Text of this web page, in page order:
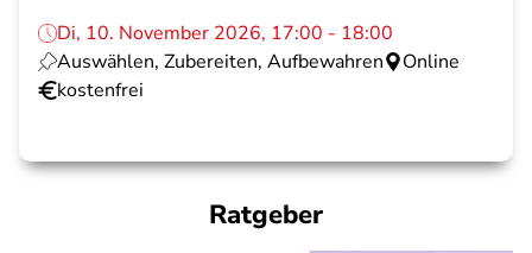
Di, 10. November 2026, 17:00 - 18:00
Auswählen, Zubereiten, Aufbewahren
Online
kostenfrei
Ratgeber